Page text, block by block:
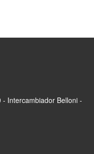
- Intercambiador Belloni -